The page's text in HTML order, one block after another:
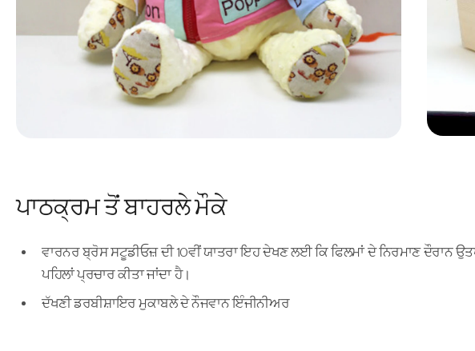
ਪਾਠਕ੍ਰਮ ਤੋਂ ਬਾਹਰਲੇ ਮੌਕੇ
ਵਾਰਨਰ ਬ੍ਰੋਸ ਸਟੂਡੀਓਜ਼ ਦੀ 10ਵੀਂ ਯਾਤਰਾ ਇਹ ਦੇਖਣ ਲਈ ਕਿ ਫਿਲਮਾਂ ਦੇ ਨਿਰਮਾਣ ਦੌਰਾਨ
ਪਹਿਲਾਂ ਪ੍ਰਚਾਰ ਕੀਤਾ ਜਾਂਦਾ ਹੈ।
ਦੱਖਣੀ ਡਰਬੀਸ਼ਾਇਰ ਮੁਕਾਬਲੇ ਦੇ ਨੌਜਵਾਨ ਇੰਜੀਨੀਅਰ